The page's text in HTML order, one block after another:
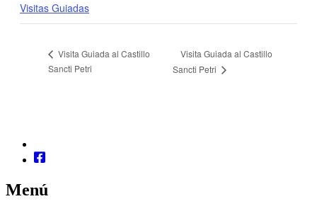
Visitas Guiadas
Visita Guiada al Castillo
Sancti Petri
Visita Guiada al Castillo
Sancti Petri
Menú